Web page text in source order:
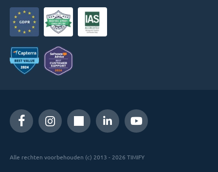
Alle rechten voorbehouden (c) 2013 - 2026 TIMIFY